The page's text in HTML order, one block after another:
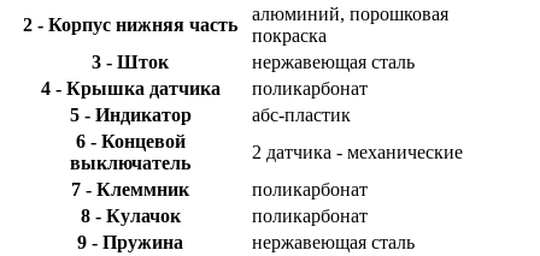
2 - Корпус нижняя часть
алюминий, порошковая
покраска
3 - Шток
нержавеющая сталь
4 - Крышка датчика
поликарбонат
5 - Индикатор
абс-пластик
6 - Концевой
выключатель
2 датчика - механические
7 - Клеммник
поликарбонат
8 - Кулачок
поликарбонат
9 - Пружина
нержавеющая сталь